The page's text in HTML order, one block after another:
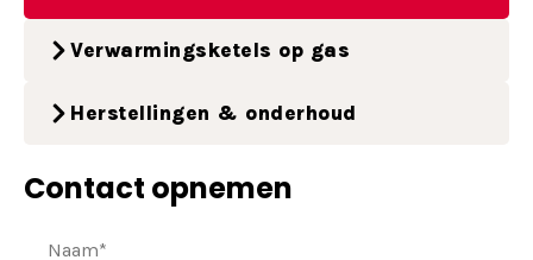
Verwarmingsketels op gas
Herstellingen & onderhoud
Contact opnemen